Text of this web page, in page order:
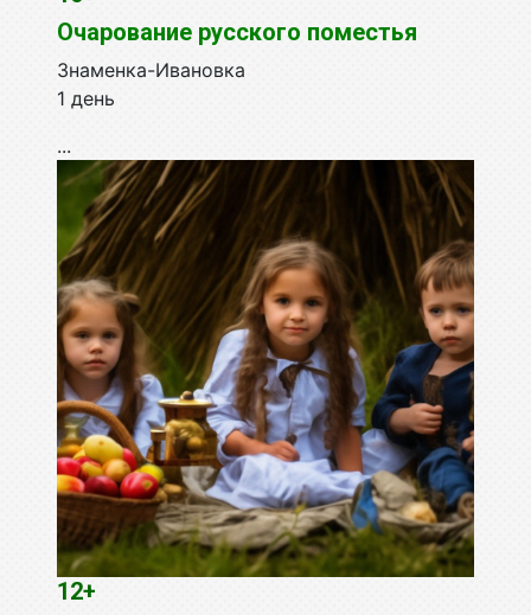
Очарование русского поместья
Знаменка-Ивановка
1 день
...
12+